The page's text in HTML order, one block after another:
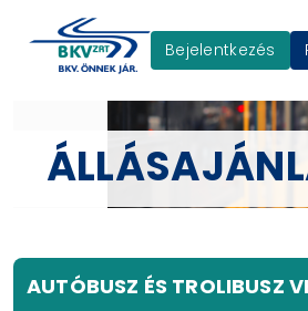
Bejelentkezés
AUTÓBUSZ ÉS TROLIBUSZ